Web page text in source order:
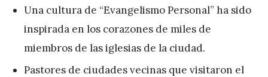
Una cultura de “Evangelismo Personal” ha sido
inspirada en los corazones de miles de
miembros de las iglesias de la ciudad.
Pastores de ciudades vecinas que visitaron el